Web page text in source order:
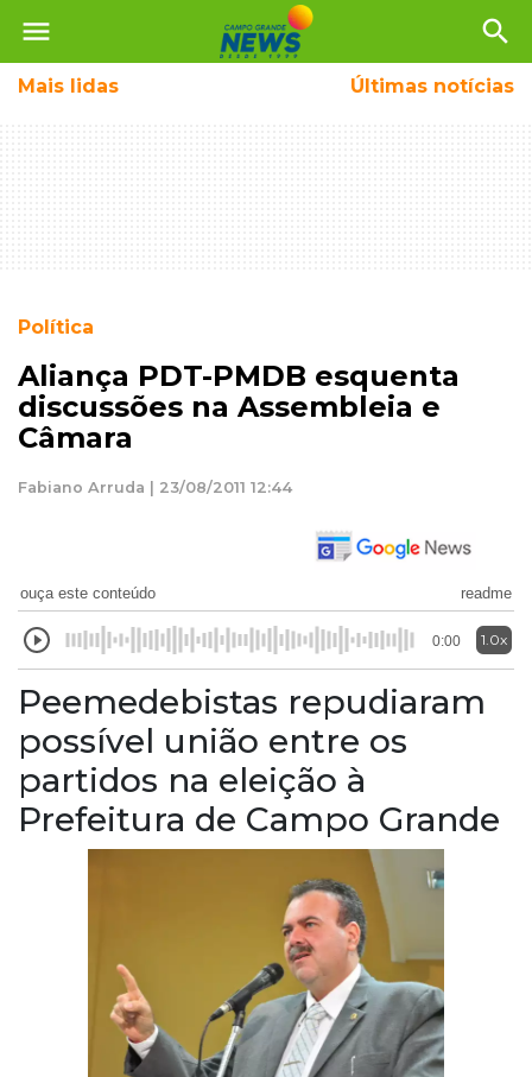
menu search
Mais lidas Últimas notícias
Política
Aliança PDT-PMDB esquenta
discussões na Assembleia e
Câmara
Fabiano Arruda | 23/08/2011 12:44
ouça este conteúdo readme
0:00 1.0x
Peemedebistas repudiaram
possível união entre os
partidos na eleição à
Prefeitura de Campo Grande